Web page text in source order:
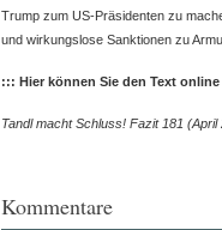
Trump zum US-Präsidenten zu
und wirkungslose Sanktionen zu
::: Hier können Sie den Text
Tandl macht Schluss! Fazit 181 (April
Kommentare